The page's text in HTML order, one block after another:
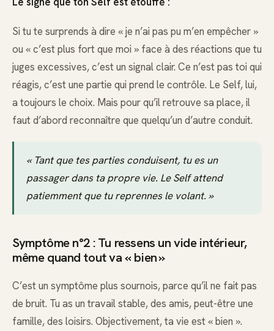
Si tu te surprends à dire « je n’ai pas pu m’en empêcher »
ou « c’est plus fort que moi » face à des réactions que tu
juges excessives, c’est un signal clair. Ce n’est pas toi qui
réagis, c’est une partie qui prend le contrôle. Le Self, lui,
a toujours le choix. Mais pour qu’il retrouve sa place, il
faut d’abord reconnaître que quelqu’un d’autre conduit.
« Tant que tes parties conduisent, tu es un
passager dans ta propre vie. Le Self attend
patiemment que tu reprennes le volant. »
Symptôme n°2 : Tu ressens un vide intérieur,
même quand tout va « bien »
C’est un symptôme plus sournois, parce qu’il ne fait pas
de bruit. Tu as un travail stable, des amis, peut-être une
famille, des loisirs. Objectivement, ta vie est « bien ».